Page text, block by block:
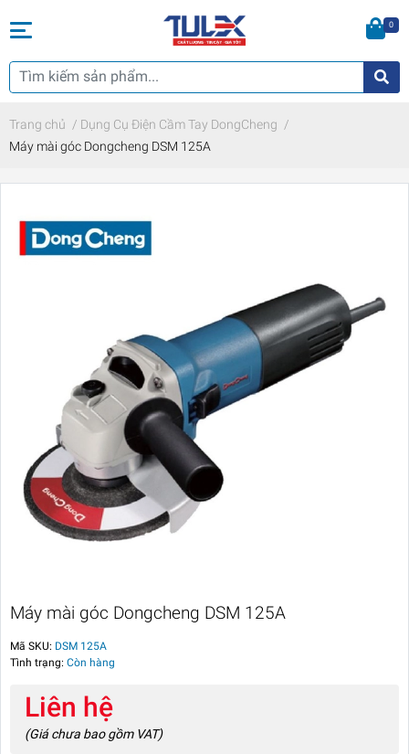
0
Trang chủ / Dụng Cụ Điện Cầm Tay DongCheng /
Máy mài góc Dongcheng DSM 125A
Máy mài góc Dongcheng DSM 125A
Mã SKU: DSM 125A
Tình trạng: Còn hàng
Liên hệ
(Giá chưa bao gồm VAT)